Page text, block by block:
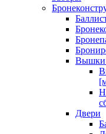
Вышки
Двери